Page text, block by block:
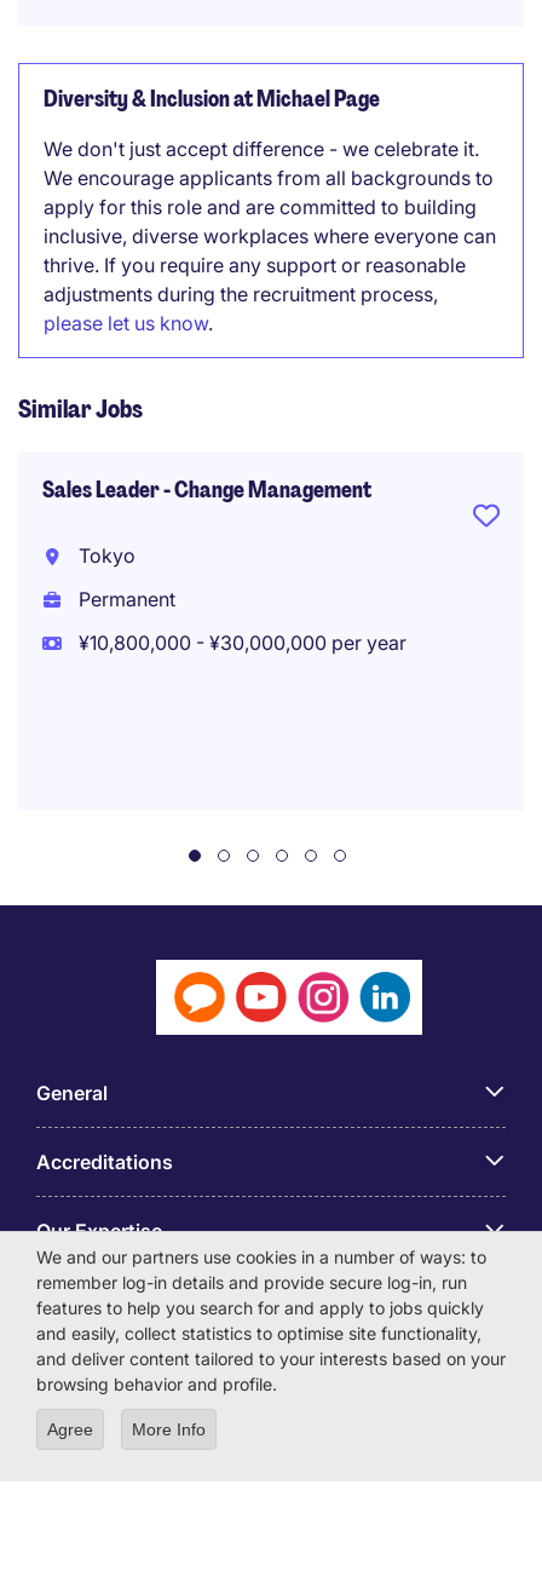
Diversity & Inclusion at Michael Page
We don't just accept difference - we celebrate it.
We encourage applicants from all backgrounds to
apply for this role and are committed to building
inclusive, diverse workplaces where everyone can
thrive. If you require any support or reasonable
adjustments during the recruitment process,
please let us know.
Similar Jobs
Sales Leader - Change Management
Tokyo
Permanent
¥10,800,000 - ¥30,000,000 per year
General
Accreditations
Our Expertise
アプリ
Employer Centre
We and our partners use cookies in a number of ways: to
remember log-in details and provide secure log-in, run
features to help you search for and apply to jobs quickly
and easily, collect statistics to optimise site functionality,
and deliver content tailored to your interests based on your
browsing behavior and profile.
Agree More Info